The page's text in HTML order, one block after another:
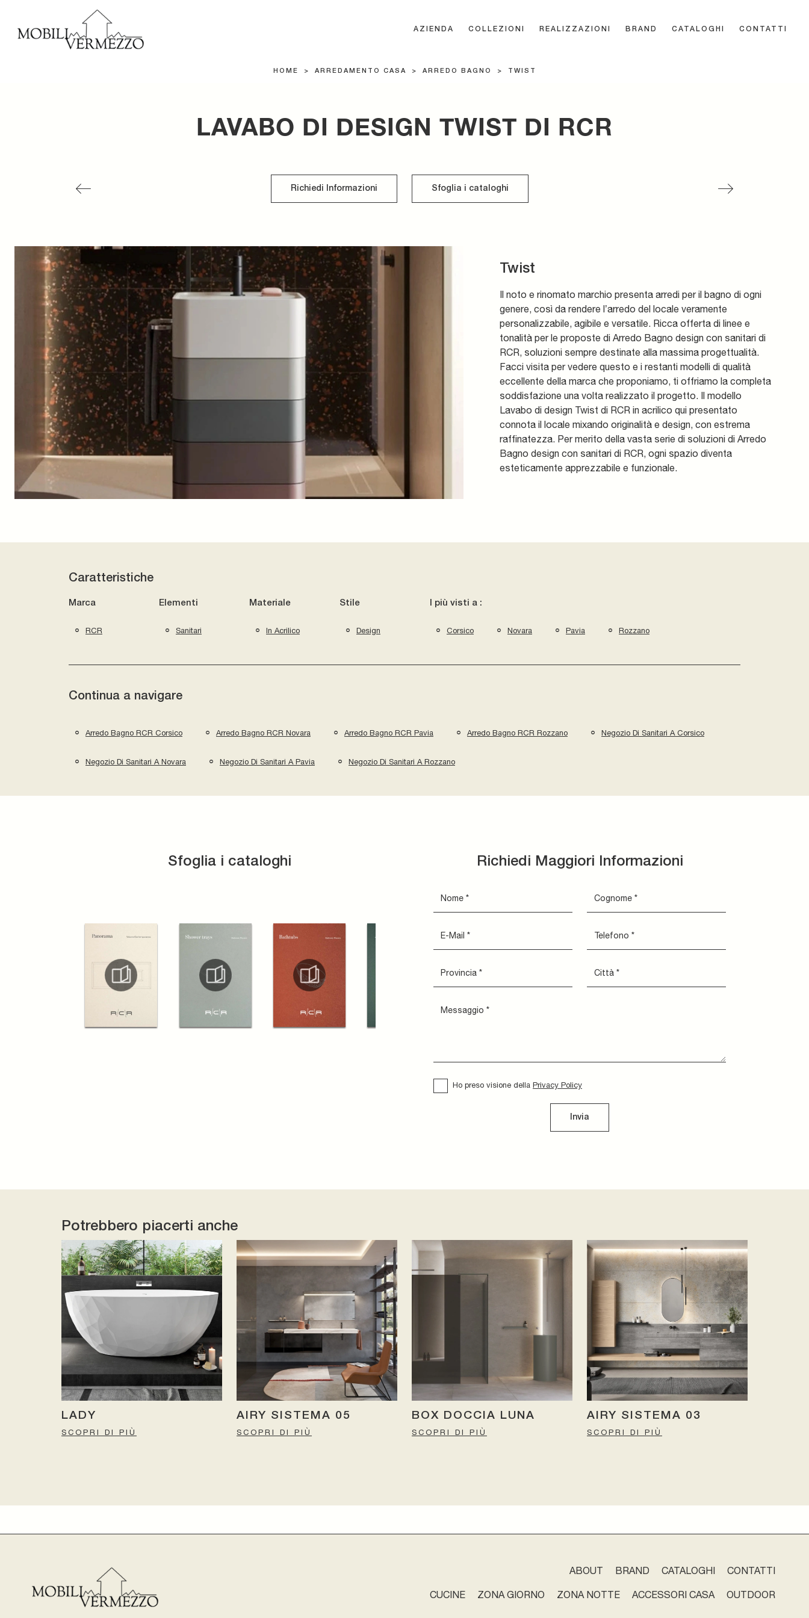
AZIENDA COLLEZIONI REALIZZAZIONI BRAND CATALOGHI CONTATTI
HOME > ARREDAMENTO CASA > ARREDO BAGNO > TWIST
LAVABO DI DESIGN TWIST DI RCR
Richiedi Informazioni Sfoglia i cataloghi
Twist
Il noto e rinomato marchio presenta arredi per il bagno di ogni
genere, così da rendere l’arredo del locale veramente
personalizzabile, agibile e versatile. Ricca offerta di linee e
tonalità per le proposte di Arredo Bagno design con sanitari di
RCR, soluzioni sempre destinate alla massima progettualità.
Facci visita per vedere questo e i restanti modelli di qualità
eccellente della marca che proponiamo, ti offriamo la completa
soddisfazione una volta realizzato il progetto. Il modello
Lavabo di design Twist di RCR in acrilico qui presentato
connota il locale mixando originalità e design, con estrema
raffinatezza. Per merito della vasta serie di soluzioni di Arredo
Bagno design con sanitari di RCR, ogni spazio diventa
esteticamente apprezzabile e funzionale.
Caratteristiche
Marca
RCR
Elementi
Sanitari
Materiale
In Acrilico
Stile
Design
I più visti a :
Corsico Novara Pavia Rozzano
Continua a navigare
Arredo Bagno RCR Corsico Arredo Bagno RCR Novara Arredo Bagno RCR Pavia Arredo Bagno RCR Rozzano Negozio Di Sanitari A Corsico
Negozio Di Sanitari A Novara Negozio Di Sanitari A Pavia Negozio Di Sanitari A Rozzano
Sfoglia i cataloghi Richiedi Maggiori Informazioni
Ho preso visione della Privacy Policy
Invia
Potrebbero piacerti anche
LADY
SCOPRI DI PIÙ
AIRY SISTEMA 05
SCOPRI DI PIÙ
BOX DOCCIA LUNA
SCOPRI DI PIÙ
AIRY SISTEMA 03
SCOPRI DI PIÙ
ABOUT BRAND CATALOGHI CONTATTI
CUCINE ZONA GIORNO ZONA NOTTE ACCESSORI CASA OUTDOOR